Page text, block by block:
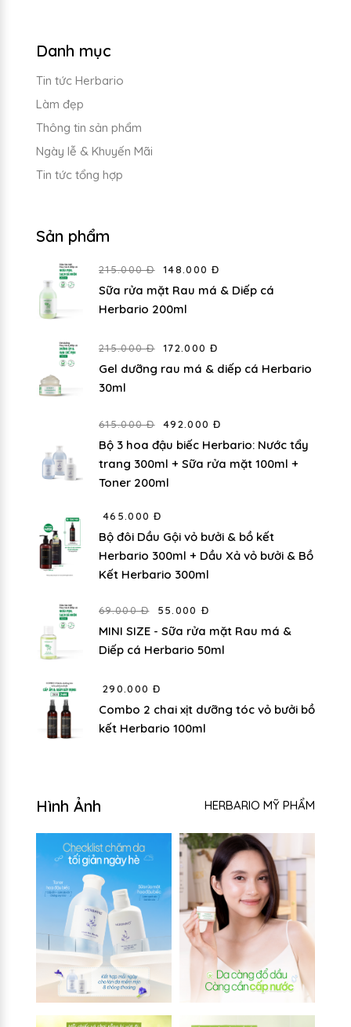
Danh mục
Tin tức Herbario
Làm đẹp
Thông tin sản phẩm
Ngày lễ & Khuyến Mãi
Tin tức tổng hợp
Sản phẩm
215.000 Đ 148.000 Đ
Sữa rửa mặt Rau má & Diếp cá
Herbario 200ml
215.000 Đ 172.000 Đ
Gel dưỡng rau má & diếp cá Herbario
30ml
615.000 Đ 492.000 Đ
Bộ 3 hoa đậu biếc Herbario: Nước tẩy
trang 300ml + Sữa rửa mặt 100ml +
Toner 200ml
465.000 Đ
Bộ đôi Dầu Gội vỏ bưởi & bồ kết
Herbario 300ml + Dầu Xả vỏ bưởi & Bồ
Kết Herbario 300ml
69.000 Đ 55.000 Đ
MINI SIZE - Sữa rửa mặt Rau má &
Diếp cá Herbario 50ml
290.000 Đ
Combo 2 chai xịt dưỡng tóc vỏ bưởi bồ
kết Herbario 100ml
Hình Ảnh HERBARIO MỸ PHẨM